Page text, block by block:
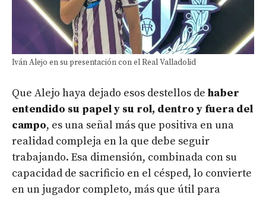
Iván Alejo en su presentación con el Real Valladolid
Que Alejo haya dejado esos destellos de haber
entendido su papel y su rol, dentro y fuera del
campo, es una señal más que positiva en una
realidad compleja en la que debe seguir
trabajando. Esa dimensión, combinada con su
capacidad de sacrificio en el césped, lo convierte
en un jugador completo, más que útil para